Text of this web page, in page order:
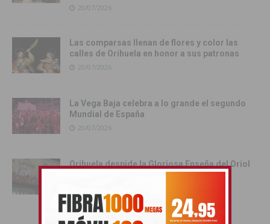
20/07/2026
Las comparsas llenan de flores y color las
calles de Orihuela en honor a sus patronas
20/07/2026
La Vega Baja celebra a lo grande el segundo
Mundial de España
20/07/2026
Orihuela despide la Gloriosa Enseña del Oriol
hasta el próximo año con su tradicional
19/07/2026